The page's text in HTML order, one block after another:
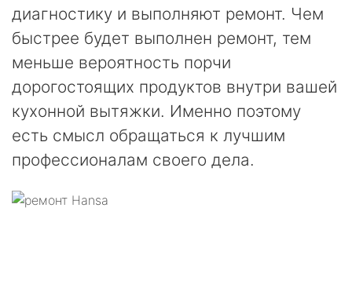
диагностику и выполняют ремонт. Чем
быстрее будет выполнен ремонт, тем
меньше вероятность порчи
дорогостоящих продуктов внутри вашей
кухонной вытяжки. Именно поэтому
есть смысл обращаться к лучшим
профессионалам своего дела.